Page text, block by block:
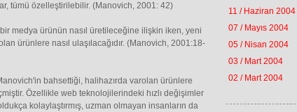
tümü özelleştirilebilir. (Manovich, 2001: 42)
medya ürünün nasıl üretileceğine ilişkin iken, yeni
ürünlere nasıl ulaşılacağıdır. (Manovich, 2001:18-
bahsettiği, halihazırda varolan ürünlere
Özellikle web teknolojilerindeki hızlı değişimler
kolaylaştırmış, uzman olmayan insanların da
11 / Haziran 2004
07 / Mayıs 2004
05 / Nisan 2004
03 / Mart 2004
02 / Mart 2004